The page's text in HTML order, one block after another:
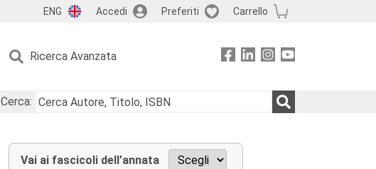
ENG Accedi Preferiti Carrello
Ricerca Avanzata
Cerca:
Vai ai fascicoli dell’annata